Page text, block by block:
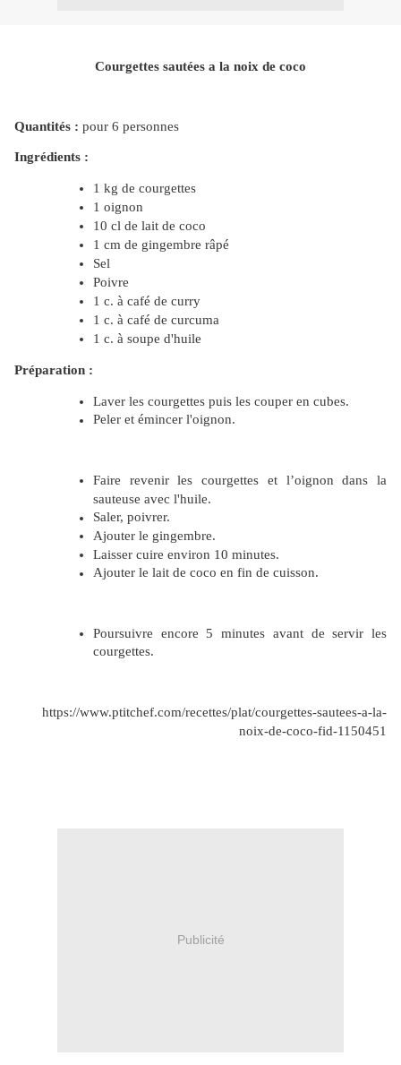
Courgettes sautées a la noix de coco
Quantités : pour 6 personnes
Ingrédients :
1 kg de courgettes
1 oignon
10 cl de lait de coco
1 cm de gingembre râpé
Sel
Poivre
1 c. à café de curry
1 c. à café de curcuma
1 c. à soupe d'huile
Préparation :
Laver les courgettes puis les couper en cubes.
Peler et émincer l'oignon.
Faire revenir les courgettes et l’oignon dans la
sauteuse avec l'huile.
Saler, poivrer.
Ajouter le gingembre.
Laisser cuire environ 10 minutes.
Ajouter le lait de coco en fin de cuisson.
Poursuivre encore 5 minutes avant de servir les
courgettes.
https://www.ptitchef.com/recettes/plat/courgettes-sautees-a-la-
noix-de-coco-fid-1150451
Publicité